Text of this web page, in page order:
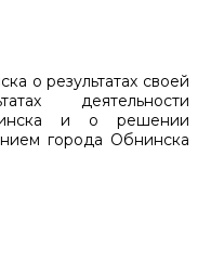
о результатах своей
деятельности
​​​​​​​и о решении
города Обнинска